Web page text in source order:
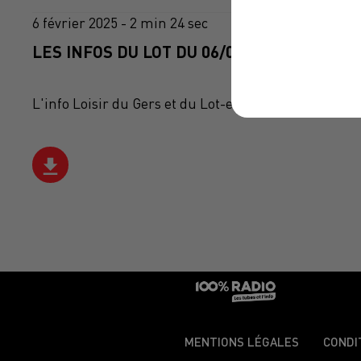
6 février 2025 - 2 min 24 sec
LES INFOS DU LOT DU 06/02/2025 À 14H00
L'info Loisir du Gers et du Lot-et-Garonne du 06/
MENTIONS LÉGALES